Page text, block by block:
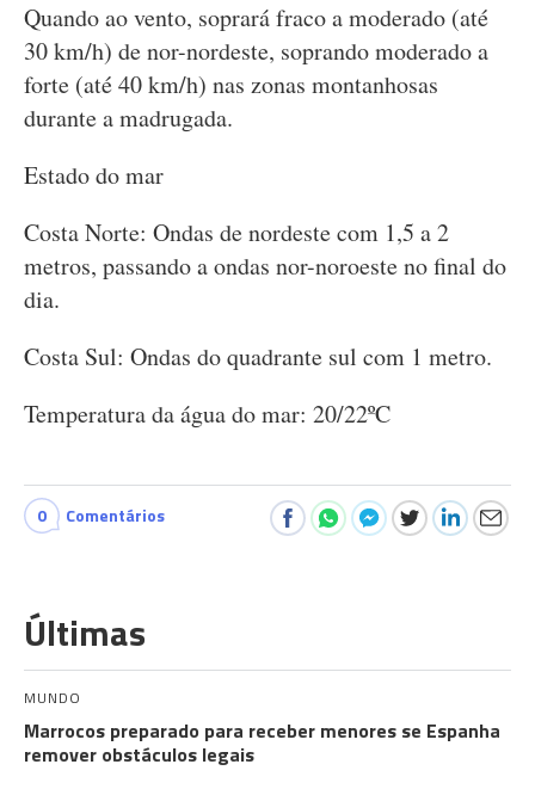
Quando ao vento, soprará fraco a moderado (até
30 km/h) de nor-nordeste, soprando moderado a
forte (até 40 km/h) nas zonas montanhosas
durante a madrugada.
Estado do mar
Costa Norte: Ondas de nordeste com 1,5 a 2
metros, passando a ondas nor-noroeste no final do
dia.
Costa Sul: Ondas do quadrante sul com 1 metro.
Temperatura da água do mar: 20/22ºC
0 Comentários
Últimas
MUNDO
Marrocos preparado para receber menores se Espanha
remover obstáculos legais